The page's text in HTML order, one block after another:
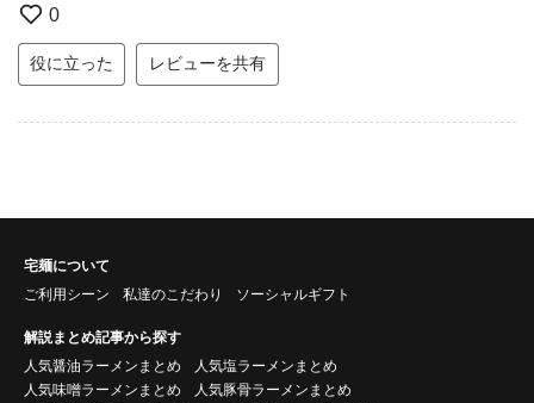
0
役に立った レビューを共有
宅麺について
ご利用シーン
私達のこだわり ソーシャルギフト
解説まとめ記事から探す
人気醤油ラーメンまとめ
人気塩ラーメンまとめ
人気味噌ラーメンまとめ
人気豚骨ラーメンまとめ